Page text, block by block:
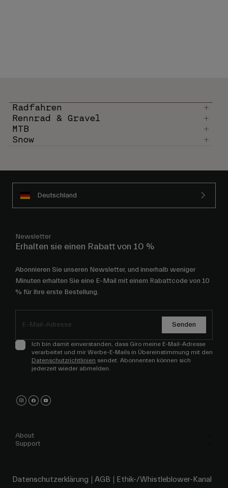
Radfahren
Rennrad & Gravel
MTB
Snow
Deutschland
Newsletter
Erhalten sie einen Rabatt von 10 %
Abonnieren Sie unseren Newsletter, und innerhalb weniger
Minuten erhalten Sie eine E-Mail mit einem Rabattcode von 10
% für Ihre erste Bestellung.
Senden
Ich bin damit einverstanden, dass Giro meine E-Mail-Adresse
verarbeitet und mir Werbe-E-Mails in Übereinstimmung mit den
Datenschutzrichtlinien sendet. Abonnenten können sich
jederzeit wieder abmelden.
About
Support
Datenschutzerklärung AGB Ethik-/Whistleblower-Kanal